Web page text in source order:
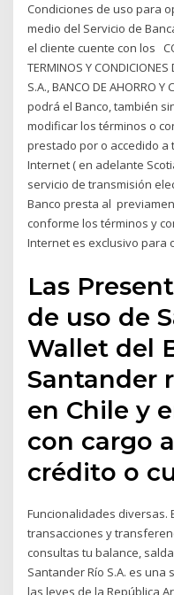
Condiciones de uso para
medio del Servicio de
el cliente cuente con los
TERMINOS Y
S.A., BANCO DE AHORRO
podrá el Banco, también
modificar los términos o
prestado por o accedido a
Internet ( en adelante
servicio de transmisión
Banco presta al
conforme los términos y
Internet es exclusivo para
Las
de uso de
Wallet del
Santander
en Chile y
con cargo
crédito o
Funcionalidades diversas.
transacciones y
consultas tu balance,
Santander Río S.A. es
las leyes de la República